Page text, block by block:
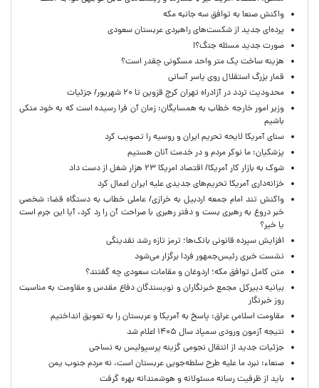
واکنش صنعا به توافق سه جانبه مکه
پرده‌ای جدید از شکست‌های راهبردی عربستان سعودی
صورت جدید مسئله جنگ؟!
هزینه ساخت یک متر واحد مسکونی چقدر است؟
قمار بزرگ استقلال روی یاسر آسانی
محدودیت تردد در آزادراه تهران کرج قزوین تا ۲۰ شهریور/ جزئیات
وزیر امور خارجه خطاب به همسایگان: زمان آن فرا رسیده است که به خود متکی
باشیم
سنای آمریکا لایحه تحریم ایران و روسیه را تصویب کرد
پزشکیان: ما نوکر مردم و در خدمت آنان هستیم
شوک به بازار کار آمریکا/ اقتصاد امریکا ۲۳ هزار شغل از دست داد
خزانه‌داری آمریکا تحریم‌های جدیدی علیه ایران اعمال کرد
واکنش تند امام جمعه اردبیل به خرازی/ عاملی خطاب به دستگاه قضا: شخصی
خبر دروغ به رهبری بست و دفتر رهبری با صراحت آن را رد کرد، آیا این جرم است
یا خیر؟
افزایش سپرده قانونی بانک‌ها؛ ترمز تازه رشد نقدینگی
نشست خبری رئیس‌جمهور فردا برگزار می‌شود
متن کامل توافق مکه؛ اردوغان و مقامات سعودی چه گفتند؟
بیانیه دبیرکل مجمع خبرنگاران و نویسندگان دفاع مقدس و مقاومت به مناسبت
روز خبرنگار
مقاومت اسلامی عراق: پاسخ به آمریکا و عربستان را به تعویق انداختیم
نتیجه آزمون ورودی سمپاد سال ۱۴۰۵ اعلام شد
جزئیات جدید از انتقال نجومی گزینه پرسپولیس به نساجی
صنعاء: نبرد ما علیه طرح سلطه‌جویی عربستان است، نه مردم جنوب یمن
باید از ظرفیت رسانه مسئولانه و هوشمندانه بهره گرفت